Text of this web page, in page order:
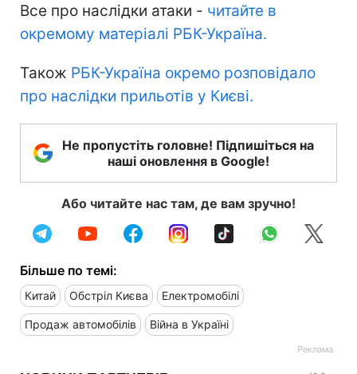
Все про наслідки атаки - читайте в
окремому матеріалі РБК-Україна.
Також РБК-Україна окремо розповідало
про наслідки прильотів у Києві.
Не пропустіть головне! Підпишіться на
наші оновлення в Google!
Або читайте нас там, де вам зручно!
Більше по темі:
Китай Обстріл Києва Електромобілі
Продаж автомобілів Війна в Україні